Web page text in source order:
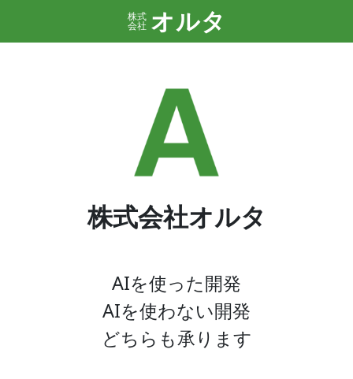
株式
会社 オルタ
株式会社オルタ
AIを使った開発
AIを使わない開発
どちらも承ります